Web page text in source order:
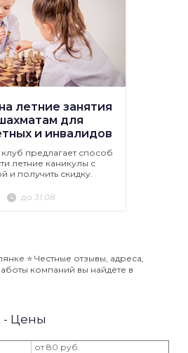
летние занятия
для
и инвалидов
предлагает способ
летние каникулы с
и получить скидку.
до 31.08
⭐️ Честные отзывы, адреса,
компаний вы найдёте в
- Цены
от 80 руб.